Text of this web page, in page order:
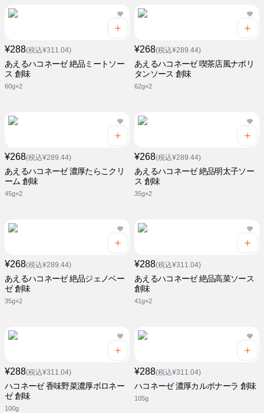
¥288(税込¥311.04)
あえるハコネーゼ 絶品ミートソー
ス 創味
60g×2
¥268(税込¥289.44)
あえるハコネーゼ 喫茶店風ナポリ
タンソース 創味
62g×2
¥268(税込¥289.44)
あえるハコネーゼ 濃厚たらこクリ
ーム 創味
45g×2
¥268(税込¥289.44)
あえるハコネーゼ 絶品明太子ソー
ス 創味
35g×2
¥268(税込¥289.44)
あえるハコネーゼ 絶品ジェノベー
ゼ 創味
35g×2
¥288(税込¥311.04)
あえるハコネーゼ 絶品高菜ソース
創味
41g×2
¥288(税込¥311.04)
ハコネーゼ 香味野菜濃厚ボロネー
ゼ 創味
100g
¥288(税込¥311.04)
ハコネーゼ 濃厚カルボナーラ 創味
105g